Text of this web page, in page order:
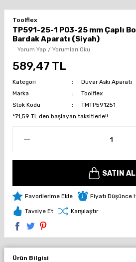
Toolflex
TP591-25-1 P03-25 mm Çaplı
Bardak Aparatı (Siyah)
Yorum Yap / Yorumları Oku
589,47 TL
Kategori
Duvar Askı Aparatı
Marka
Toolflex
Stok Kodu
TMTP591251
*71,59 TL den başlayan taksitlerle!!
SATIN AL
Fiyatı Düşünce
Tavsiye Et Karşılaştır
Ürün Bilgisi